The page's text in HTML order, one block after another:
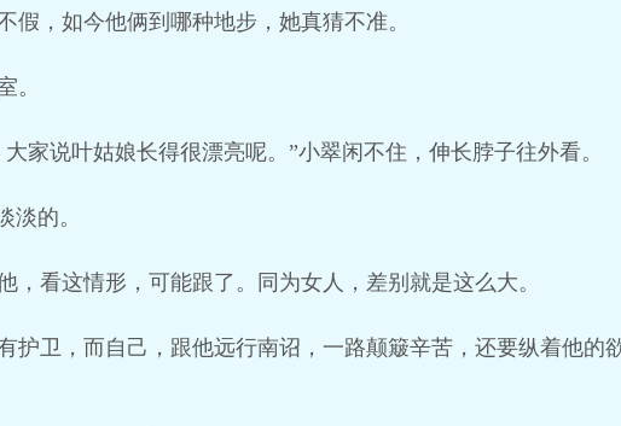
假，如今他俩到哪种地步，她真猜不准。
。
家说叶姑娘长得很漂亮呢。”小翠闲不住，伸长脖子往外看。
淡的。
，看这情形，可能跟了。同为女人，差别就是这么大。
护卫，而自己，跟他远行南诏，一路颠簸辛苦，还要纵着他的